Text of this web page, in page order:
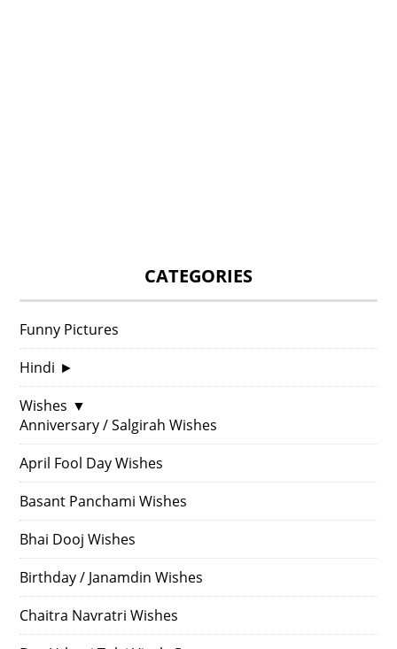
CATEGORIES
Funny Pictures
Hindi ►
Wishes ▼
Anniversary / Salgirah Wishes
April Fool Day Wishes
Basant Panchami Wishes
Bhai Dooj Wishes
Birthday / Janamdin Wishes
Chaitra Navratri Wishes